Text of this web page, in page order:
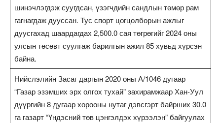
шинэчлэгдэж суугдсан, үзэгчдийн сандлын төмөр рам
гагнагдаж дууссан. Тус спорт цогцолборын ажлыг
дуусгахад шаардагдах 2,500.0 сая төгрөгийг 2024 оны
улсын төсөвт суулгаж барилгын ажил 85 хувьд хүрсэн
байна.
Нийслэлийн Засаг даргын 2020 оны А/1046 дугаар
“Газар эзэмших эрх олгох тухай” захирамжаар Хан-Уул
дүүргийн 8 дугаар хорооны нутаг дэвсгэрт байрших 30.0
га газарт “Үндэсний төв цэнгэлдэх хүрээлэн” байгуулах